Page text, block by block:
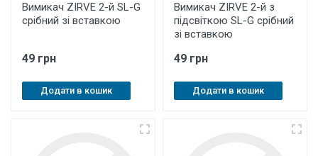
Вимикач ZIRVE 2-й SL-G
срібний зі вставкою
49 грн
Додати в кошик
Вимикач ZIRVE 2-й з
підсвіткою SL-G срібний
зі вставкою
49 грн
Додати в кошик